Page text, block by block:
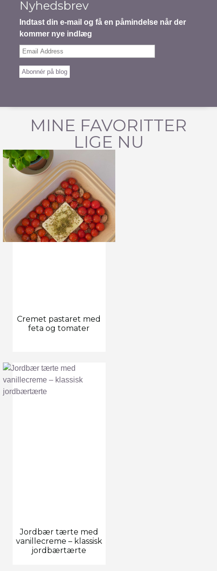
Nyhedsbrev
Indtast din e-mail og få en påmindelse når der
kommer nye indlæg
Email
Abonnér på blog
MINE FAVORITTER
LIGE NU
Cremet pastaret med
feta og tomater
Jordbær tærte med
vanillecreme – klassisk
jordbærtærte